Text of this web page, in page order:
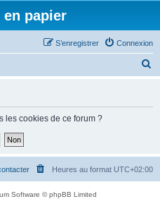
papier
Connexion
S’enregistrer
h
les cookies de ce forum ?
Heures au format UTC+02:00
Software © phpBB Limited